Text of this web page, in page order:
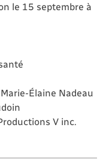
le 15 septembre à
Élaine Nadeau
V inc.